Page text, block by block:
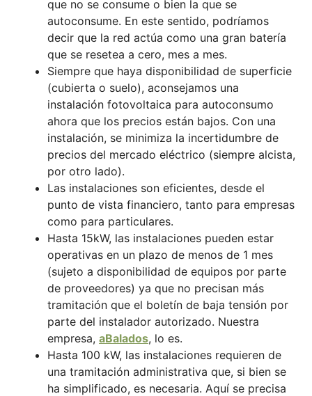
que no se consume o bien la que se
autoconsume. En este sentido, podríamos
decir que la red actúa como una gran batería
que se resetea a cero, mes a mes.
Siempre que haya disponibilidad de superficie
(cubierta o suelo), aconsejamos una
instalación fotovoltaica para autoconsumo
ahora que los precios están bajos. Con una
instalación, se minimiza la incertidumbre de
precios del mercado eléctrico (siempre alcista,
por otro lado).
Las instalaciones son eficientes, desde el
punto de vista financiero, tanto para empresas
como para particulares.
Hasta 15kW, las instalaciones pueden estar
operativas en un plazo de menos de 1 mes
(sujeto a disponibilidad de equipos por parte
de proveedores) ya que no precisan más
tramitación que el boletín de baja tensión por
parte del instalador autorizado. Nuestra
empresa, aBalados, lo es.
Hasta 100 kW, las instalaciones requieren de
una tramitación administrativa que, si bien se
ha simplificado, es necesaria. Aquí se precisa